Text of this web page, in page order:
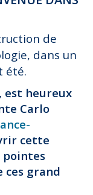
de
dans un
été.
, est heureux
Carlo
cette
pointes
grand